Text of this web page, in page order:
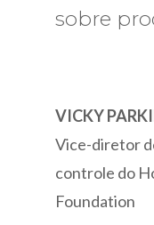
sobre
VICKY
Vice-diretor
controle do
Foundation
Bioquell
trabalho